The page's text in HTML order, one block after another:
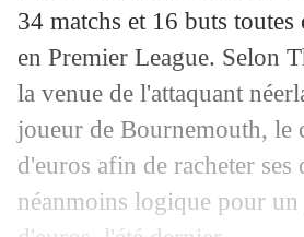
34 matchs et 16 buts
en Premier League. Selon
la venue de l'attaquant
joueur de Bournemouth,
d'euros afin de racheter
néanmoins logique pour
27/06 Chelsea: Cech s'en
27/06 Barça : un
27/06 OM: Claudinho,
27/06 Montpellier :